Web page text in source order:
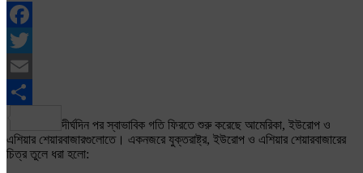
Facebook
Twitter
Email
Share
দীর্ঘদিন পর স্বাভাবিক গতি ফিরতে শুরু করেছে আমেরিকা, ইউরোপ ও
এশিয়ার শেয়ারবাজারগুলোতে। একনজরে যুক্তরাষ্ট্র, ইউরোপ ও এশিয়ার শেয়ারবাজারের
চিত্র তুলে ধরা হলো: